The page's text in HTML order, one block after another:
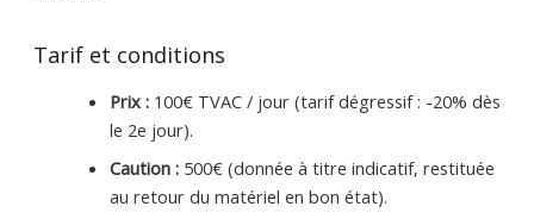
Tarif et conditions
Prix :100€ TVAC / jour (tarif dégressif : -20% dès
le 2e jour).
Caution :500€ (donnée à titre indicatif, restituée
au retour du matériel en bon état).